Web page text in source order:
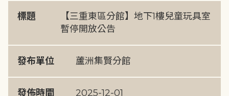
標題
【三重東區分館】地下1樓兒童玩具室
暫停開放公告
發布單位 蘆洲集賢分館
發佈時間 2025-12-01